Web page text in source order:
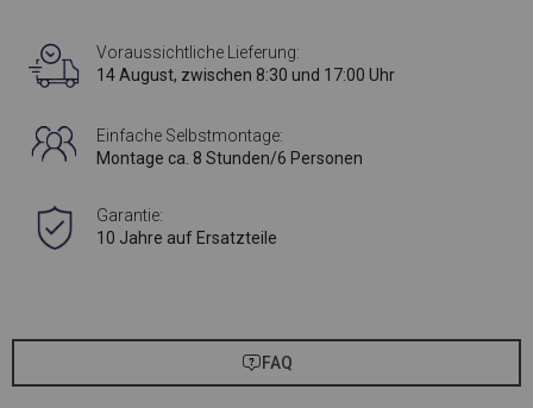
Voraussichtliche Lieferung:
14 August, zwischen 8:30 und 17:00 Uhr
Einfache Selbstmontage:
Montage ca. 8 Stunden/6 Personen
Garantie:
10 Jahre auf Ersatzteile
FAQ